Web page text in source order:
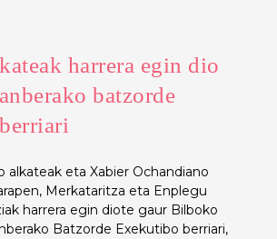
harrera egin dio
batzorde
alkateak eta Xabier Ochandiano
Merkataritza eta Enplegu
harrera egin diote gaur Bilboko
Batzorde Exekutibo berriari,